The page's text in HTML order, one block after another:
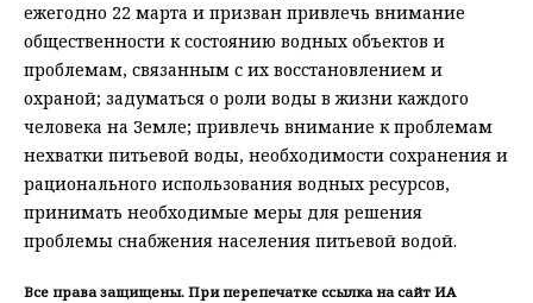
ежегодно 22 марта и призван привлечь внимание
общественности к состоянию водных объектов и
проблемам, связанным с их восстановлением и
охраной; задуматься о роли воды в жизни каждого
человека на Земле; привлечь внимание к проблемам
нехватки питьевой воды, необходимости сохранения и
рационального использования водных ресурсов,
принимать необходимые меры для решения
проблемы снабжения населения питьевой водой.
Все права защищены. При перепечатке ссылка на сайт ИА